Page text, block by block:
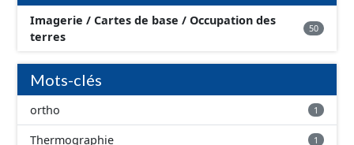
Imagerie / Cartes de base / Occupation des
terres
50
Mots-clés
ortho 1
Thermographie 1